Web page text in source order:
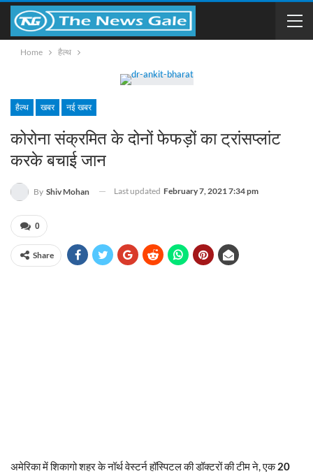
Home हैल्थ
हैल्थ खबर नई खबर
कोरोना संक्रमित के दोनों फेफड़ों का ट्रांसप्लांट
करके बचाई जान
By Shiv Mohan Last updated February 7, 2021 7:34 pm
0
Share
अमेरिका में शिकागो शहर के नॉर्थ वेस्टर्न हॉस्पिटल की डॉक्टरों की टीम ने, एक20